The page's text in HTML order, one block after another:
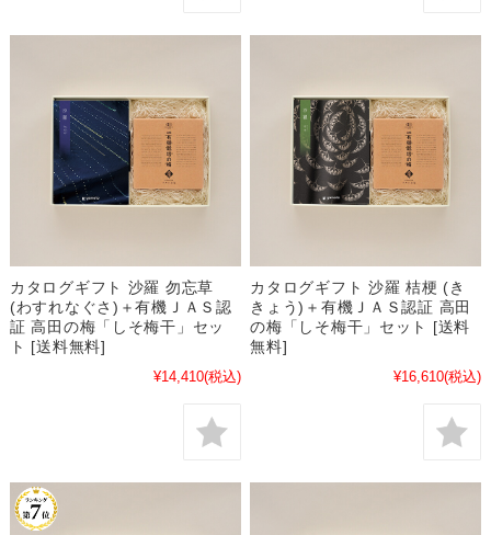
カタログギフト 沙羅 勿忘草
(わすれなぐさ)＋有機ＪＡＳ認
証 高田の梅「しそ梅干」セッ
ト [送料無料]
¥14,410(税込)
カタログギフト 沙羅 桔梗 (き
きょう)＋有機ＪＡＳ認証 高田
の梅「しそ梅干」セット [送料
無料]
¥16,610(税込)